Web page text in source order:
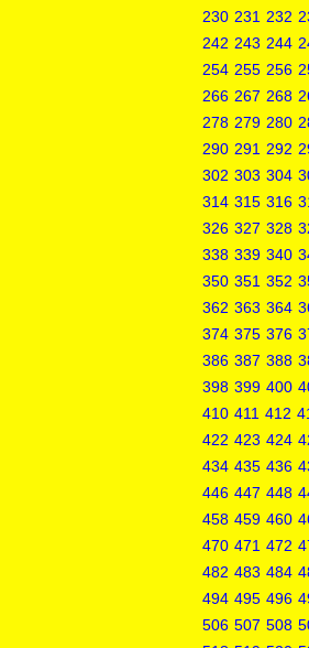
230 231 232
242 243 244
254 255 256
266 267 268
278 279 280
290 291 292
302 303 304
314 315 316
326 327 328
338 339 340
350 351 352
362 363 364
374 375 376
386 387 388
398 399 400
410 411 412
422 423 424
434 435 436
446 447 448
458 459 460
470 471 472
482 483 484
494 495 496
506 507 508